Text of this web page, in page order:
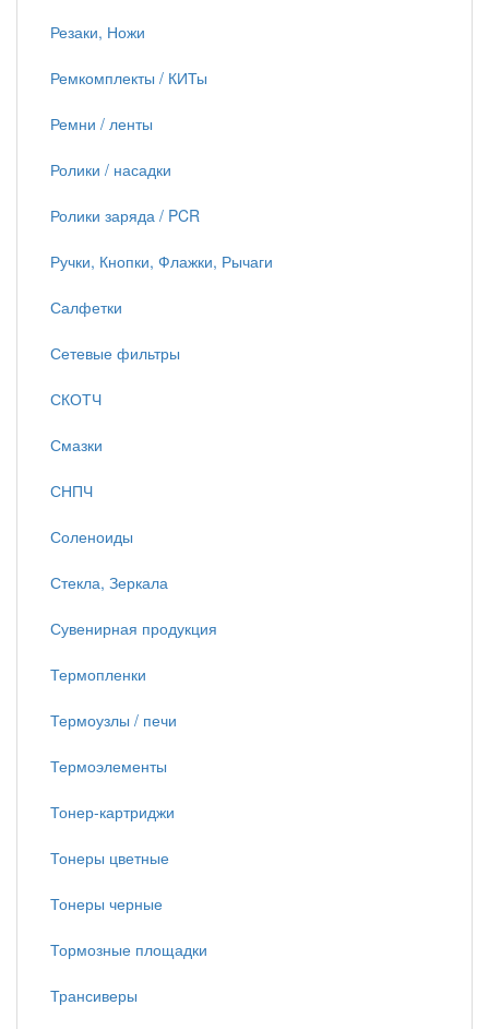
Резаки, Ножи
Ремкомплекты / КИТы
Ремни / ленты
Ролики / насадки
Ролики заряда / PCR
Ручки, Кнопки, Флажки, Рычаги
Салфетки
Сетевые фильтры
СКОТЧ
Смазки
СНПЧ
Соленоиды
Стекла, Зеркала
Сувенирная продукция
Термопленки
Термоузлы / печи
Термоэлементы
Тонер-картриджи
Тонеры цветные
Тонеры черные
Тормозные площадки
Трансиверы